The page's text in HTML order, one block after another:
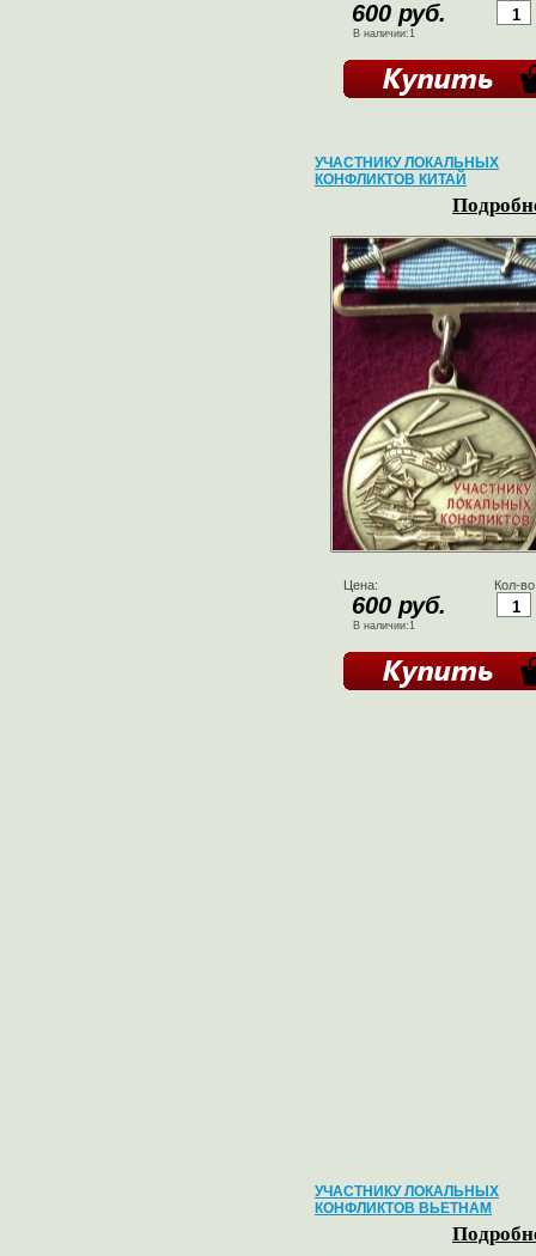
600 руб.
В наличии:1
УЧАСТНИКУ ЛОКАЛЬНЫХ
КОНФЛИКТОВ КИТАЙ
Цена:
600 руб.
В наличии:1
Кол-
УЧАСТНИКУ ЛОКАЛЬНЫХ
КОНФЛИКТОВ ВЬЕТНАМ